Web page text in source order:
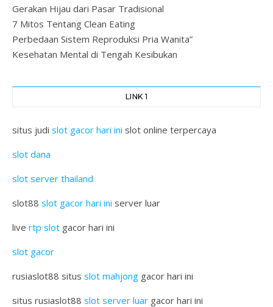
Gerakan Hijau dari Pasar Tradisional
7 Mitos Tentang Clean Eating
Perbedaan Sistem Reproduksi Pria Wanita”
Kesehatan Mental di Tengah Kesibukan
LINK 1
situs judi slot gacor hari ini slot online terpercaya
slot dana
slot server thailand
slot88 slot gacor hari ini server luar
live rtp slot gacor hari ini
slot gacor
rusiaslot88 situs slot mahjong gacor hari ini
situs rusiaslot88 slot server luar gacor hari ini